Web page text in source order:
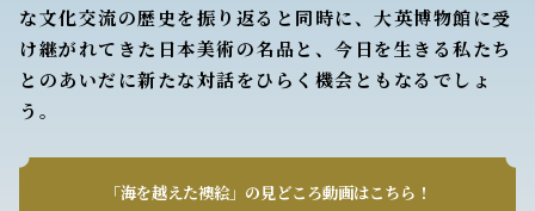
な文化交流の歴史を振り返ると同時に、大英博物館に受
け継がれてきた日本美術の名品と、今日を生きる私たち
とのあいだに新たな対話をひらく機会ともなるでしょ
う。
「海を越えた襖絵」の見どころ動画はこちら！